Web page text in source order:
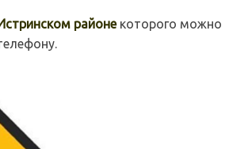
районекоторого можно